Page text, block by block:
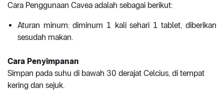
Cara Penggunaan Cavea adalah sebagai berikut:
Aturan minum: diminum 1 kali sehari 1 tablet, diberikan
sesudah makan.
Cara Penyimpanan
Simpan pada suhu di bawah 30 derajat Celcius, di tempat
kering dan sejuk.